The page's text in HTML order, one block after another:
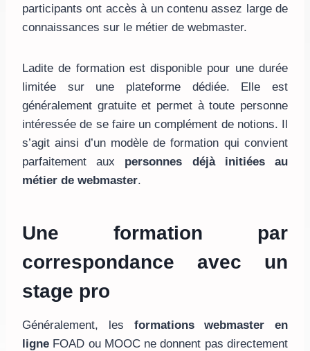
participants ont accès à un contenu assez large de
connaissances sur le métier de webmaster.
Ladite de formation est disponible pour une durée
limitée sur une plateforme dédiée. Elle est
généralement gratuite et permet à toute personne
intéressée de se faire un complément de notions. Il
s’agit ainsi d’un modèle de formation qui convient
parfaitement aux personnes déjà initiées au
métier de webmaster.
Une formation par
correspondance avec un
stage pro
Généralement, les formations webmaster en
ligne FOAD ou MOOC ne donnent pas directement